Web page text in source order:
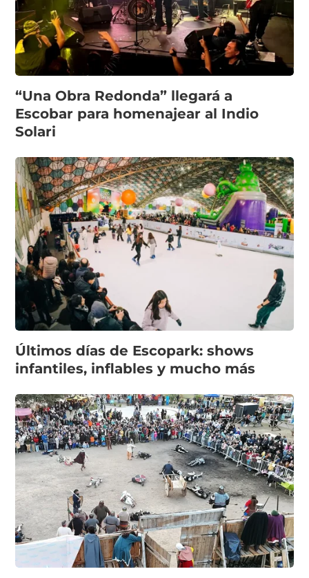
“Una Obra Redonda” llegará a
Escobar para homenajear al Indio
Solari
Últimos días de Escopark: shows
infantiles, inflables y mucho más